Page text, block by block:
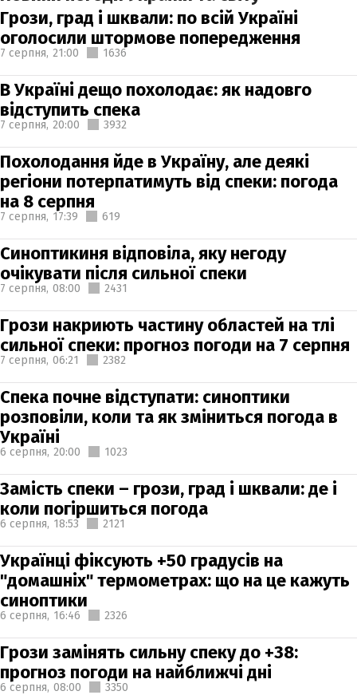
Грози, град і шквали: по всій Україні
оголосили штормове попередження
7 серпня, 21:00 1636
В Україні дещо похолодає: як надовго
відступить спека
7 серпня, 20:00 3932
Похолодання йде в Україну, але деякі
регіони потерпатимуть від спеки: погода
на 8 серпня
7 серпня, 17:39 619
Синоптикиня відповіла, яку негоду
очікувати після сильної спеки
7 серпня, 08:00 2431
Грози накриють частину областей на тлі
сильної спеки: прогноз погоди на 7 серпня
7 серпня, 06:21 2382
Спека почне відступати: синоптики
розповіли, коли та як зміниться погода в
Україні
6 серпня, 20:00 1023
Замість спеки – грози, град і шквали: де і
коли погіршиться погода
6 серпня, 18:53 2121
Українці фіксують +50 градусів на
"домашніх" термометрах: що на це кажуть
синоптики
6 серпня, 16:46 2326
Грози замінять сильну спеку до +38:
прогноз погоди на найближчі дні
6 серпня, 08:00 3350